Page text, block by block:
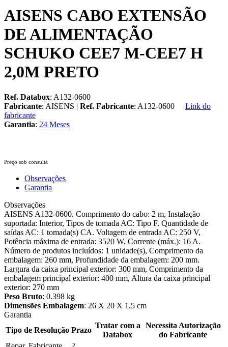
AISENS CABO EXTENSÃO
DE ALIMENTAÇÃO
SCHUKO CEE7 M-CEE7 H
2,0M PRETO
Ref. Databox: A132-0600
Fabricante: AISENS | Ref. Fabricante: A132-0600
Link do
fabricante
Garantia: 24 Meses
Preço sob consulta
Observações
Garantia
Observações
AISENS A132-0600. Comprimento do cabo: 2 m, Instalação
suportada: Interior, Tipos de tomada AC: Tipo F. Quantidade de
saídas AC: 1 tomada(s) CA. Voltagem de entrada AC: 250 V,
Potência máxima de entrada: 3520 W, Corrente (máx.): 16 A.
Número de produtos incluídos: 1 unidade(s), Comprimento da
embalagem: 260 mm, Profundidade da embalagem: 200 mm.
Largura da caixa principal exterior: 300 mm, Comprimento da
embalagem principal exterior: 400 mm, Altura da caixa principal
exterior: 270 mm
Peso Bruto: 0.398 kg
Dimensões Embalagem: 26 X 20 X 1.5 cm
Garantia
Tipo de Resolução Prazo
Tratar com a
Databox
Necessita Autorização
do Fabricante